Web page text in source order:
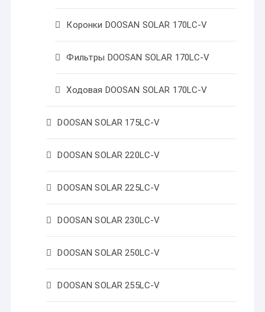
Коронки DOOSAN SOLAR 170LC-V
Фильтры DOOSAN SOLAR 170LC-V
Ходовая DOOSAN SOLAR 170LC-V
DOOSAN SOLAR 175LC-V
DOOSAN SOLAR 220LC-V
DOOSAN SOLAR 225LC-V
DOOSAN SOLAR 230LC-V
DOOSAN SOLAR 250LC-V
DOOSAN SOLAR 255LC-V